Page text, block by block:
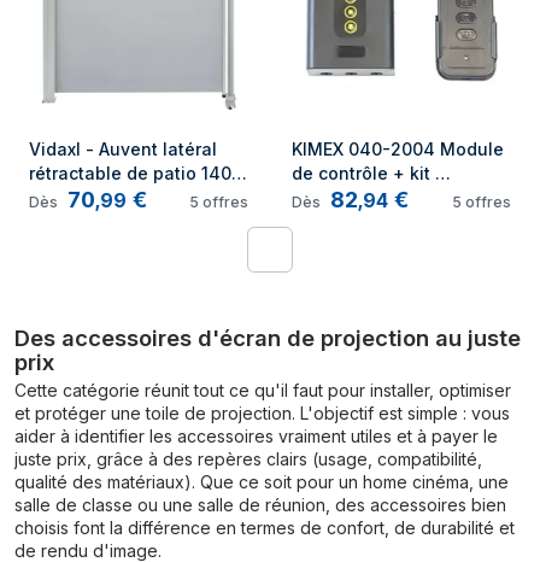
Vidaxl - Auvent latéral
rétractable de patio 140 x
300 cm Gris
Dès 70,99 € 5 offres
KIMEX 040-2004 Module
de contrôle + kit
d'interrupteur mural
Dès 82,94 € 5 offres
Des accessoires d'écran de projection au juste
prix
Cette catégorie réunit tout ce qu'il faut pour installer, optimiser
et protéger une toile de projection. L'objectif est simple : vous
aider à identifier les accessoires vraiment utiles et à payer le
juste prix, grâce à des repères clairs (usage, compatibilité,
qualité des matériaux). Que ce soit pour un home cinéma, une
salle de classe ou une salle de réunion, des accessoires bien
choisis font la différence en termes de confort, de durabilité et
de rendu d'image.